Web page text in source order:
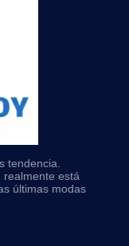
tendencia.
realmente está
últimas modas